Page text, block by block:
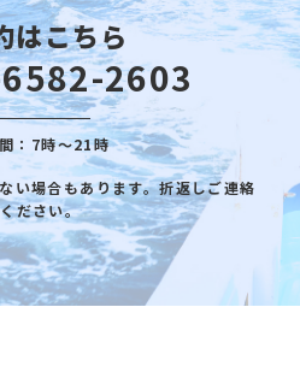
はこちら
2603
：7時～21時
い場合もあります。折返しご連絡
ださい。